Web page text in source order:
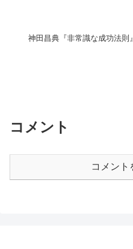
神田昌典『非常識な成功法
コメント
コメント